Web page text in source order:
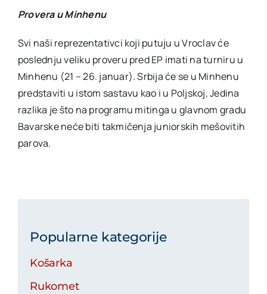
Provera u Minhenu
Svi naši reprezentativci koji putuju u Vroclav će
poslednju veliku proveru pred EP imati na turniru u
Minhenu (21 – 26. januar). Srbija će se u Minhenu
predstaviti u istom sastavu kao i u Poljskoj, Jedina
razlika je što na programu mitinga u glavnom gradu
Bavarske neće biti takmičenja juniorskih mešovitih
parova.
Popularne kategorije
Košarka
Rukomet